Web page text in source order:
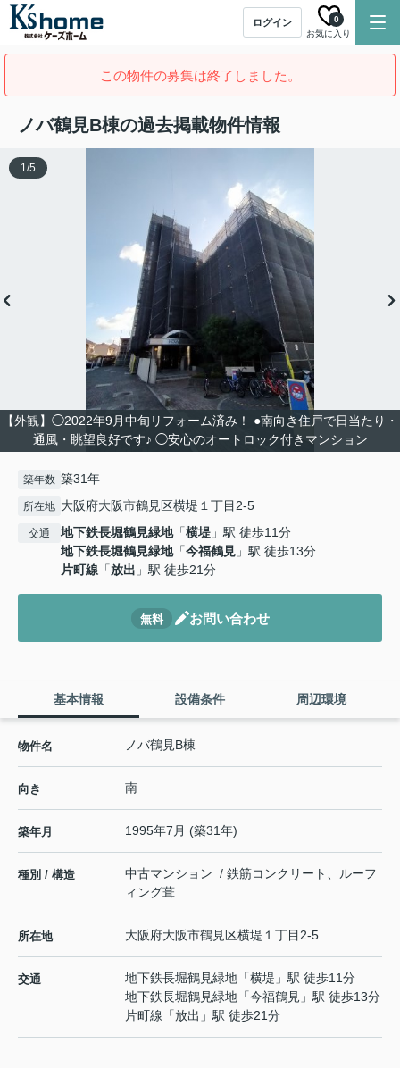
ログイン
お気に入り
0
この物件の募集は終了しました。
ノバ鶴見B棟の過去掲載物件情報
【外観】◯2022年9月中旬リフォーム済み！ ●南向き住戸で日当たり・
通風・眺望良好です♪ ◯安心のオートロック付きマンション
1/5
築年数 築31年
所在地 大阪府大阪市鶴見区横堤１丁目2-5
交通 地下鉄長堀鶴見緑地「横堤 」駅 徒歩11分
地下鉄長堀鶴見緑地「今福鶴見 」駅 徒歩13分
片町線 「放出 」駅 徒歩21分
無料 お問い合わせ
基本情報 設備条件 周辺環境
物件名 ノバ鶴見B棟
向き 南
築年月 1995年7月 (築31年)
種別 / 構造
中古マンション / 鉄筋コンクリート、ルーフ
ィング葺
所在地 大阪府大阪市鶴見区横堤 １丁目2-5
交通 地下鉄長堀鶴見緑地 「横堤 」駅 徒歩11分
地下鉄長堀鶴見緑地 「今福鶴見 」駅 徒歩13分
片町線 「放出 」駅 徒歩21分